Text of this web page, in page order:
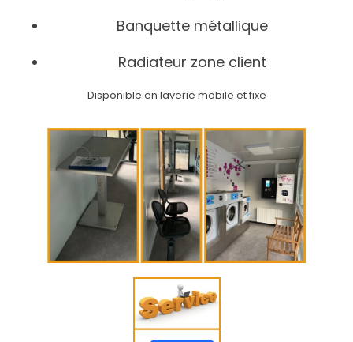
Banquette métallique
Radiateur zone client
Disponible en laverie mobile et fixe